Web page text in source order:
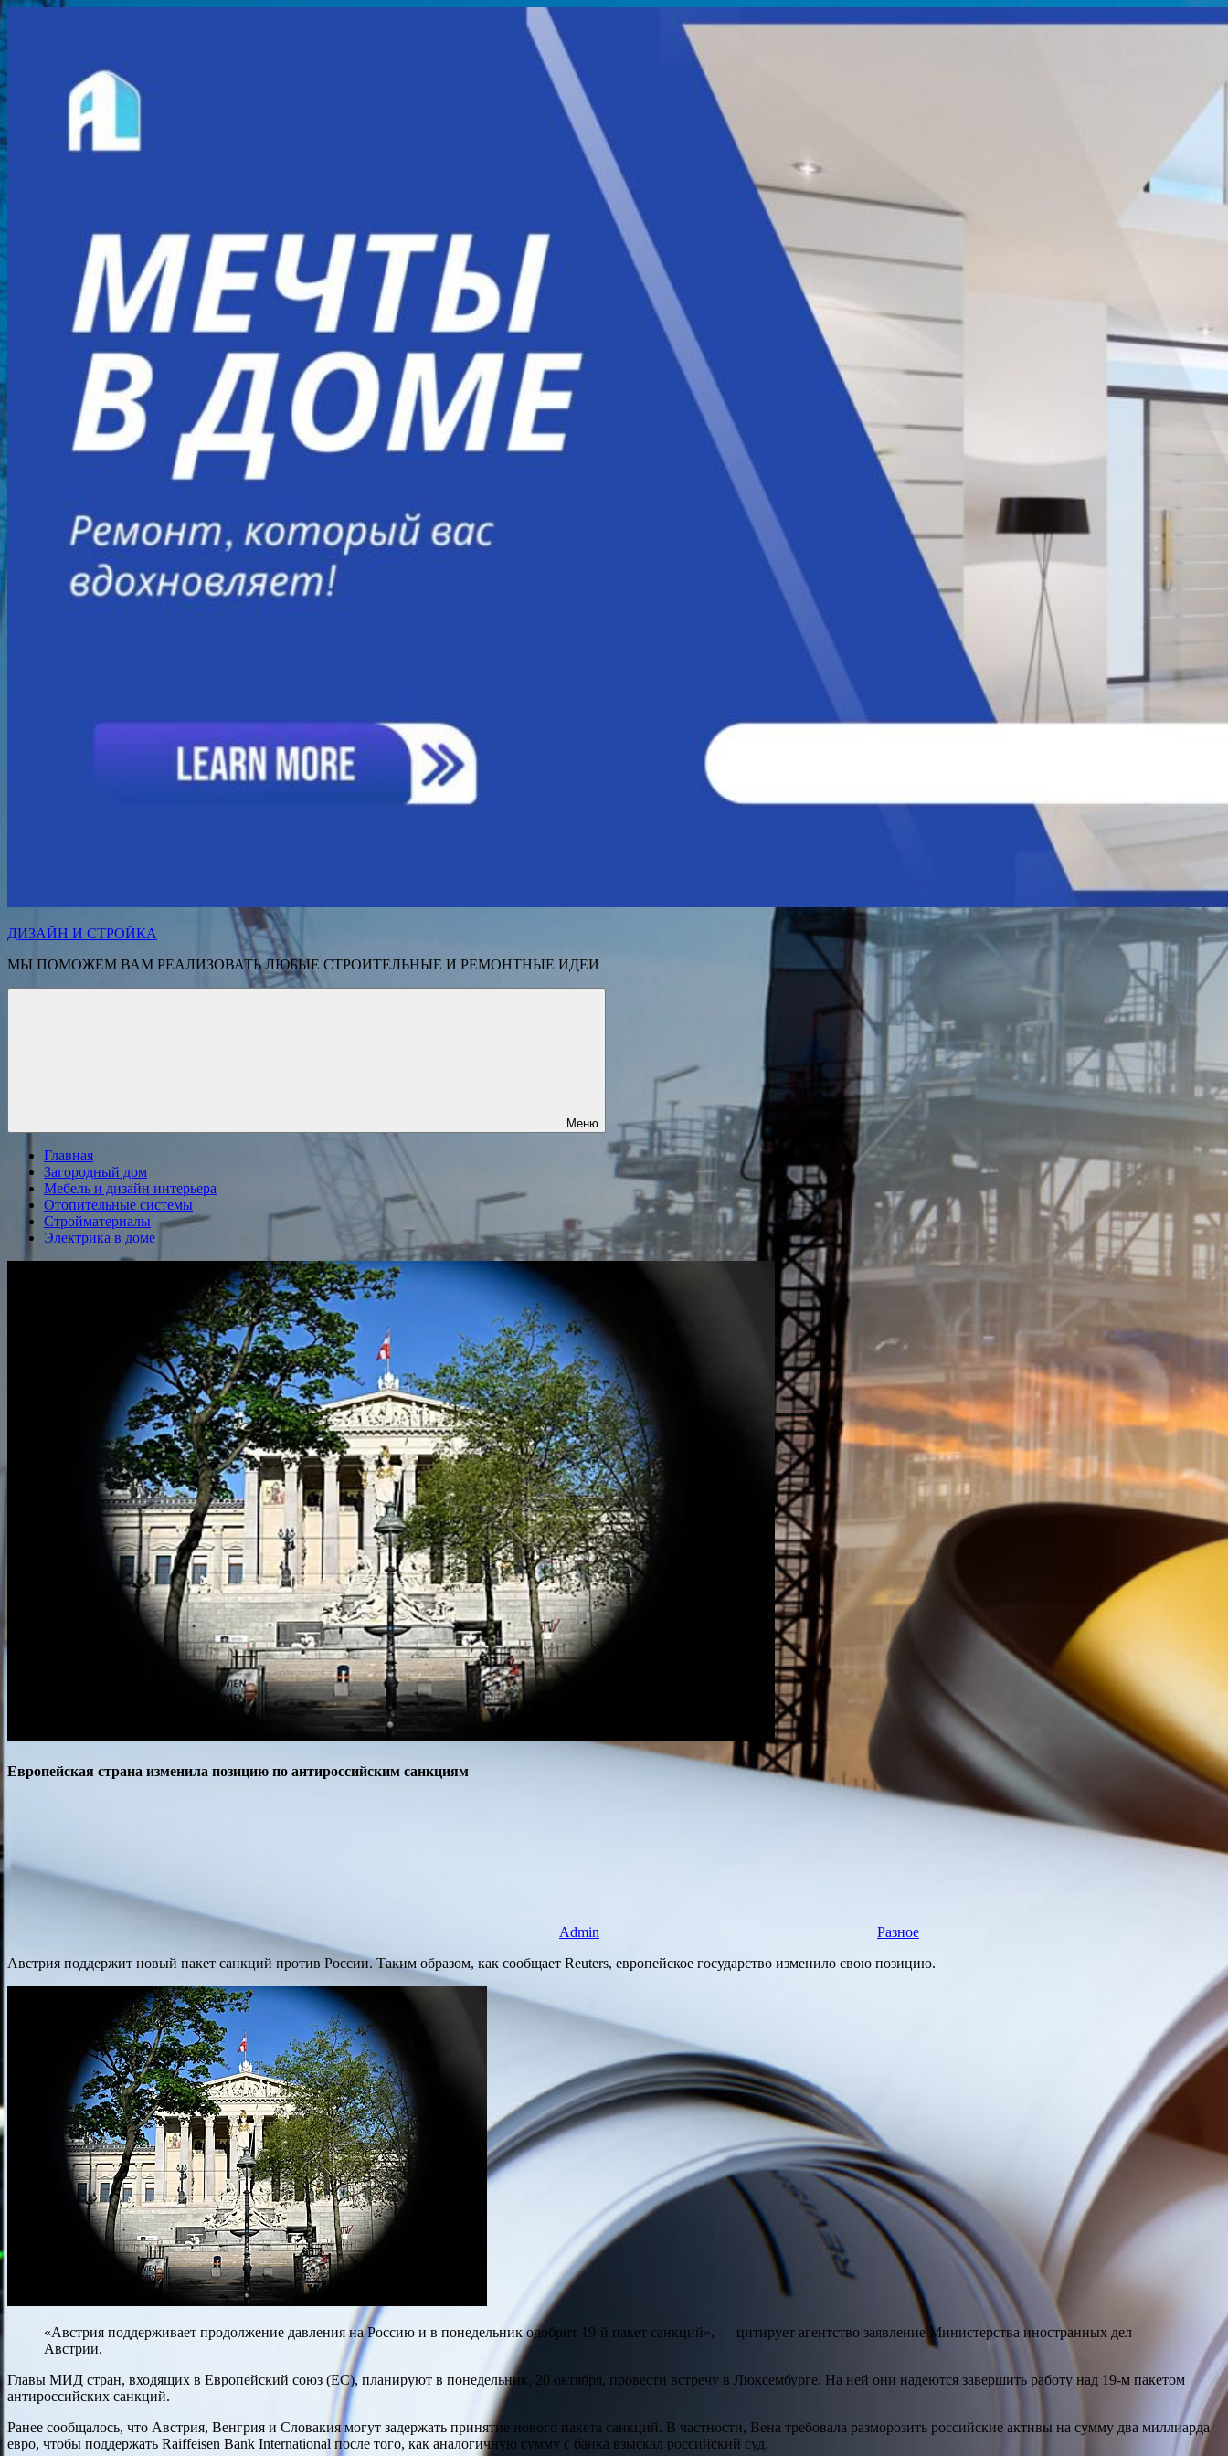
Перейти
к
содержимому
ДИЗАЙН И СТРОЙКА
МЫ ПОМОЖЕМ ВАМ РЕАЛИЗОВАТЬ ЛЮБЫЕ СТРОИТЕЛЬНЫЕ И РЕМОНТНЫЕ ИДЕИ
Меню
Главная
Загородный дом
Мебель и дизайн интерьера
Отопительные системы
Стройматериалы
Электрика в доме
Европейская страна изменила позицию по антироссийским санкциям
Admin
Разное
Австрия поддержит новый пакет санкций против России. Таким образом, как сообщает Reuters, европейское государство изменило свою позицию.
«Австрия поддерживает продолжение давления на Россию и в понедельник одобрит 19-й пакет санкций», — цитирует агентство заявление Министерства иностранных дел
Австрии.
Главы МИД стран, входящих в Европейский союз (ЕС), планируют в понедельник, 20 октября, провести встречу в Люксембурге. На ней они надеются завершить работу над 19-м пакетом
антироссийских санкций.
Ранее сообщалось, что Австрия, Венгрия и Словакия могут задержать принятие нового пакета санкций. В частности, Вена требовала разморозить российские активы на сумму два миллиарда
евро, чтобы поддержать Raiffeisen Bank International после того, как аналогичную сумму с банка взыскал российский суд.